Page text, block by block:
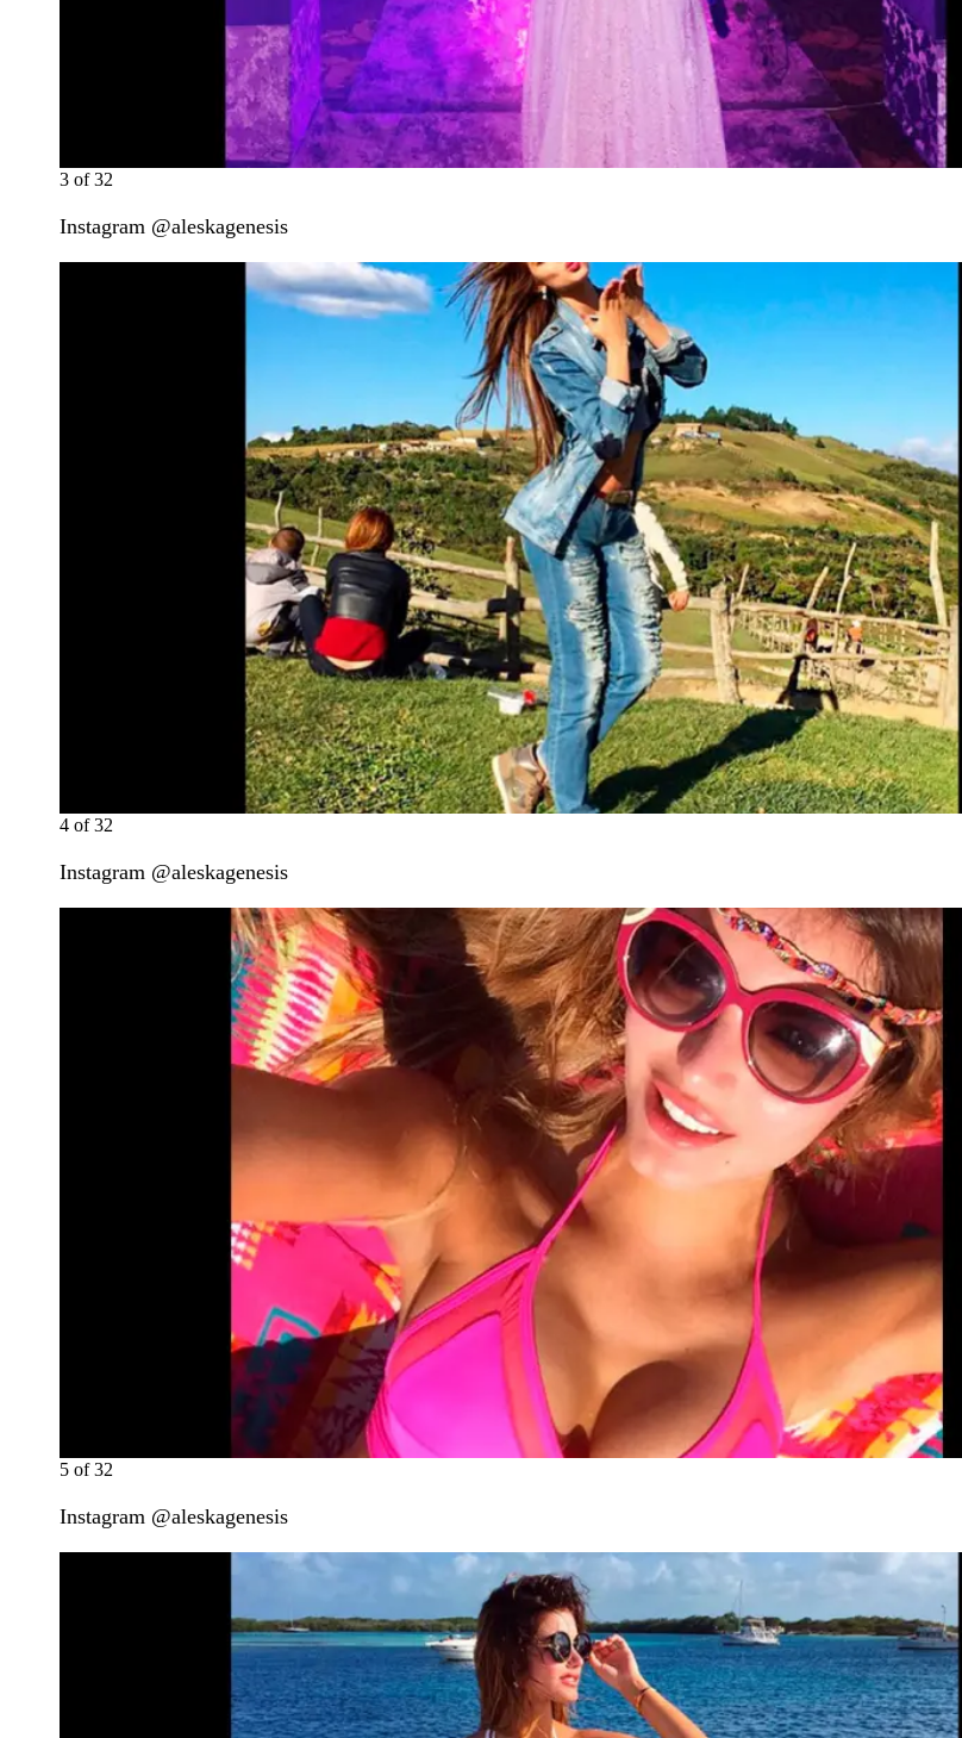
3 of32
Instagram @aleskagenesis
4 of32
Instagram @aleskagenesis
5 of32
Instagram @aleskagenesis